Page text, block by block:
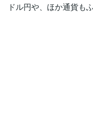
ドル円や、ほか通貨も